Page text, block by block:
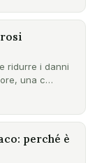
ridurre i danni
una c…
perché è